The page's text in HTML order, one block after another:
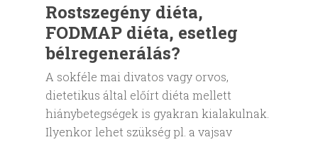
Rostszegény diéta,
FODMAP diéta, esetleg
bélregenerálás?
A sokféle mai divatos vagy orvos,
dietetikus által előírt diéta mellett
hiánybetegségek is gyakran kialakulnak.
Ilyenkor lehet szükség pl. a vajsav